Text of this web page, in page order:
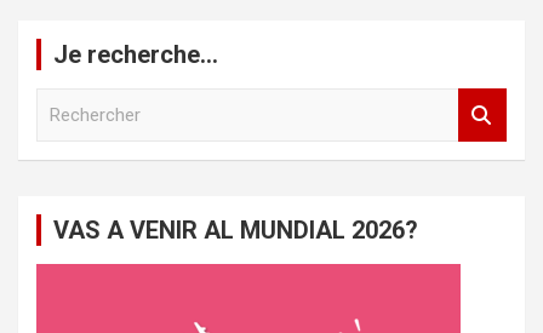
Je recherche…
c
VAS A VENIR AL MUNDIAL 2026?